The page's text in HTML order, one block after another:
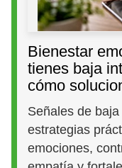
Bienestar
tienes baja
cómo
Señales de
estrategias
emociones,